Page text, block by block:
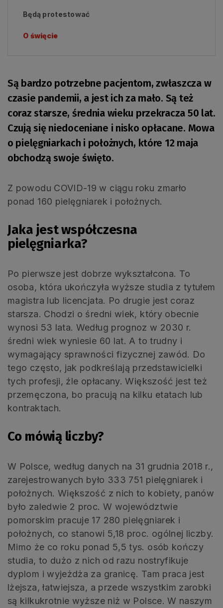
Będą protestować
O święcie
Są bardzo potrzebne pacjentom, zwłaszcza w
czasie pandemii, a jest ich za mało. Są też
coraz starsze, średnia wieku przekracza 50 lat.
Czują się niedoceniane i nisko opłacane. Mowa
o pielęgniarkach i położnych, które 12 maja
obchodzą swoje święto.
Z powodu COVID-19 w ciągu roku zmarło
ponad 160 pielęgniarek i położnych.
Jaka jest współczesna
pielęgniarka?
Po pierwsze jest dobrze wykształcona. To
osoba, która ukończyła wyższe studia z tytułem
magistra lub licencjata. Po drugie jest coraz
starsza. Chodzi o średni wiek, który obecnie
wynosi 53 lata. Według prognoz w 2030 r.
średni wiek wyniesie 60 lat. A to trudny i
wymagający sprawności fizycznej zawód. Do
tego często, jak podkreślają przedstawicielki
tych profesji, źle opłacany. Większość jest też
przemęczona, bo pracują na kilku etatach lub
kontraktach.
Co mówią liczby?
W Polsce, według danych na 31 grudnia 2018 r.,
zarejestrowanych było 333 751 pielęgniarek i
położnych. Większość z nich to kobiety, panów
było zaledwie 2 proc. W województwie
pomorskim pracuje 17 280 pielęgniarek i
położnych, co stanowi 5,18 proc. ogólnej liczby.
Mimo że co roku ponad 5,5 tys. osób kończy
studia, to dużo z nich od razu nostryfikuje
dyplom i wyjeżdża za granicę. Tam praca jest
lżejsza, łatwiejsza, a przede wszystkim zarobki
są kilkukrotnie wyższe niż w Polsce. W naszym